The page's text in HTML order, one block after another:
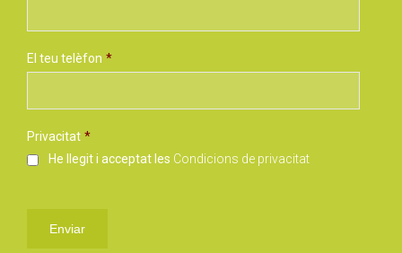
El teu telèfon *
Privacitat *
He llegit i acceptat les Condicions de privacitat